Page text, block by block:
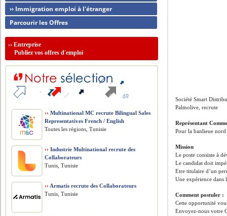
Société Smart
Palmolive, recrute
Représentant
Pour la banlieue
Mission
Le poste consiste à
Le candidat doit
Etre titulaire d’un
Une expérience
Comment postuler :
Cette opportunité
Envoyez-nous votre
›› Immigration emploi à l'étranger
Parcourir les Offres
››Entreprise
Publiez vos offres d'emploi
›› Multinational MC recrute Bilingual Sales
Representatives French / English
Toutes les régions, Tunisie
›› Industrie Multinational recrute des
Collaborateurs
Tunis, Tunisie
›› Armatis recrute des Collaborateurs
Tunis, Tunisie